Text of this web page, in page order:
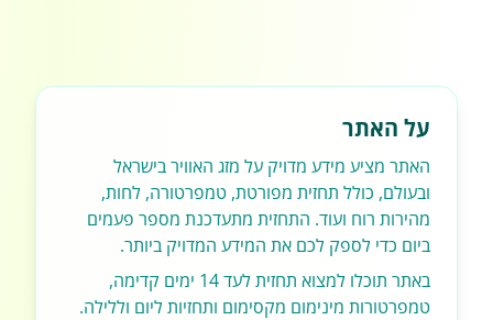
על האתר
האתר מציע מידע מדויק על מזג האוויר בישראל
ובעולם, כולל תחזית מפורטת, טמפרטורה, לחות,
מהירות רוח ועוד. התחזית מתעדכנת מספר פעמים
ביום כדי לספק לכם את המידע המדויק ביותר.
באתר תוכלו למצוא תחזית לעד 14 ימים קדימה,
טמפרטורות מינימום מקסימום ותחזיות ליום וללילה.